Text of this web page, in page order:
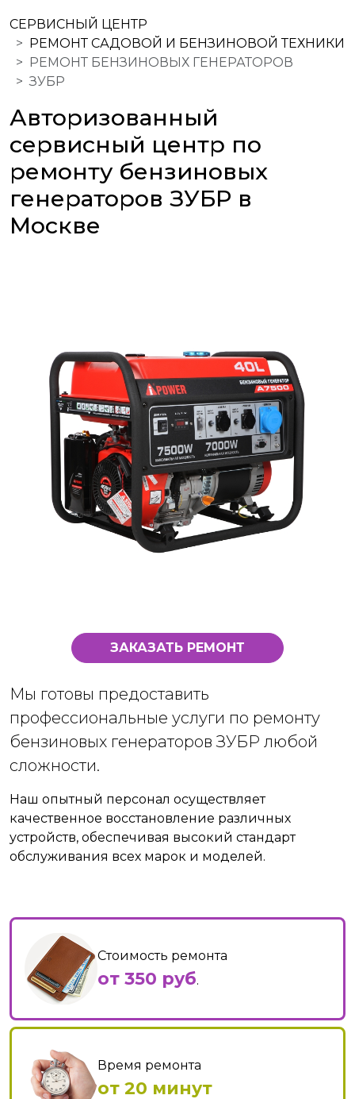
СЕРВИСНЫЙ ЦЕНТР
РЕМОНТ САДОВОЙ И БЕНЗИНОВОЙ ТЕХНИКИ
РЕМОНТ БЕНЗИНОВЫХ ГЕНЕРАТОРОВ
ЗУБР
Авторизованный
сервисный центр по
ремонту бензиновых
генераторов ЗУБР в
Москве
ЗАКАЗАТЬ РЕМОНТ
Мы готовы предоставить
профессиональные услуги по ремонту
бензиновых генераторов ЗУБР любой
сложности.
Наш опытный персонал осуществляет
качественное восстановление различных
устройств, обеспечивая высокий стандарт
обслуживания всех марок и моделей.
Стоимость ремонта
от 350 руб.
Время ремонта
от 20 минут